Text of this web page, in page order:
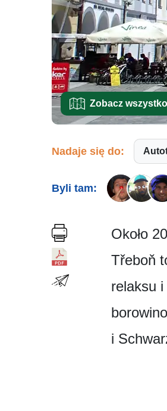
Zobacz
Nadaje się do:
Byli tam:
Około
Třeboň
relaksu
i